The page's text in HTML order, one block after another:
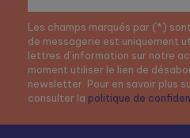
Les champs marqués par (*)
de messagerie est uniquement
lettres d’information sur notre
moment utiliser le lien de
newsletter. Pour en savoir plus
consulter la politique de